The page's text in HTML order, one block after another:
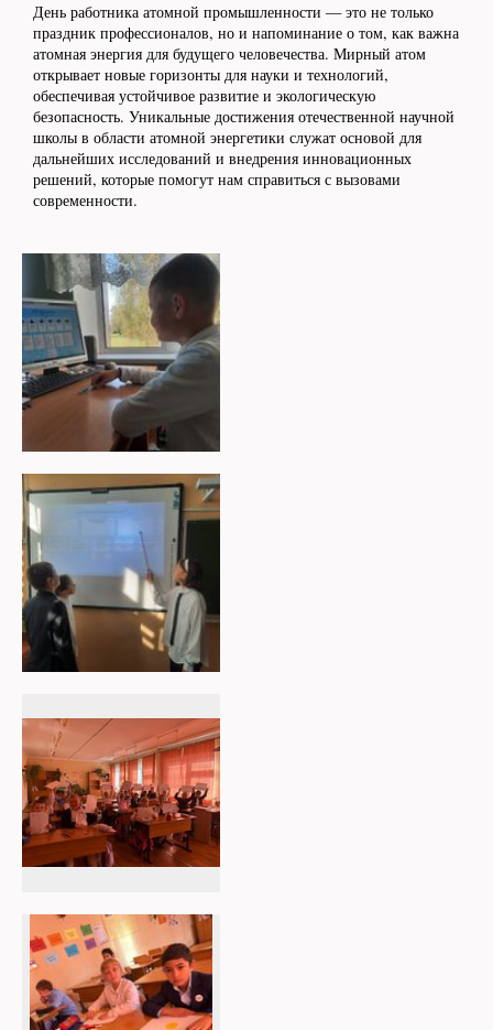
День работника атомной промышленности — это не только
праздник профессионалов, но и напоминание о том, как важна
атомная энергия для будущего человечества. Мирный атом
открывает новые горизонты для науки и технологий,
обеспечивая устойчивое развитие и экологическую
безопасность. Уникальные достижения отечественной научной
школы в области атомной энергетики служат основой для
дальнейших исследований и внедрения инновационных
решений, которые помогут нам справиться с вызовами
современности.